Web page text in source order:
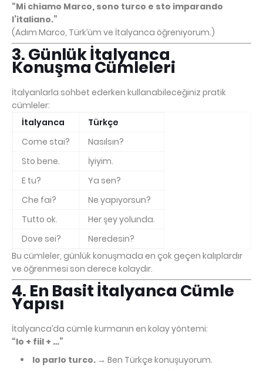
“Mi chiamo Marco, sono turco e sto imparando
l’italiano.”
(Adım Marco, Türk’üm ve İtalyanca öğreniyorum.)
3. Günlük İtalyanca
Konuşma Cümleleri
İtalyanlarla sohbet ederken kullanabileceğiniz pratik
cümleler:
İtalyanca
Türkçe
Come stai?
Nasılsın?
Sto bene.
İyiyim.
E tu?
Ya sen?
Che fai?
Ne yapıyorsun?
Tutto ok.
Her şey yolunda.
Dove sei?
Neredesin?
Bu cümleler, günlük konuşmada en çok geçen kalıplardır
ve öğrenmesi son derece kolaydır.
4. En Basit İtalyanca Cümle
Yapısı
İtalyanca’da cümle kurmanın en kolay yöntemi:
“Io + fiil + …”
Io parlo turco. → Ben Türkçe konuşuyorum.